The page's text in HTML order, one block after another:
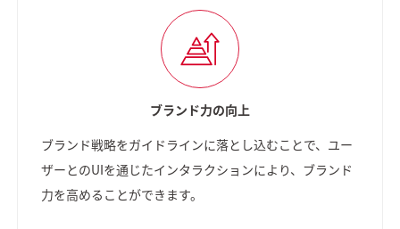
ブランド力の向上
ブランド戦略をガイドラインに落とし込むことで、ユー
ザーとのUIを通じたインタラクションにより、ブランド
力を高めることができます。